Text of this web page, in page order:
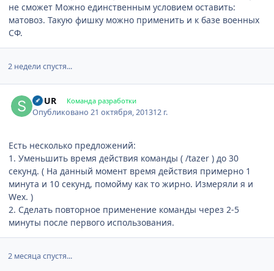
не сможет Можно единственным условием оставить:
матовоз. Такую фишку можно применить и к базе военных
СФ.
2 недели спустя...
SOUR Команда разработки
Опубликовано21 октября, 201312 г.
Есть несколько предложений:
1. Уменьшить время действия команды ( /tazer ) до 30
секунд. ( На данный момент время действия примерно 1
минута и 10 секунд, помойму как то жирно. Измеряли я и
Wex. )
2. Сделать повторное применение команды через 2-5
минуты после первого использования.
2 месяца спустя...